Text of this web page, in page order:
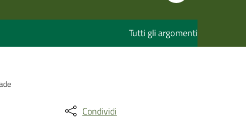
Tutti gli argomenti
Condividi